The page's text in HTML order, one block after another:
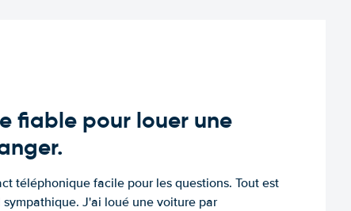
fiable pour louer une
téléphonique facile pour les questions. Tout est
J'ai loué une voiture par